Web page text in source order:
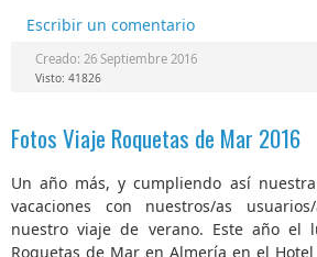
Escribir un comentario
Creado: 26 Septiembre 2016
Visto: 41826
Fotos Viaje Roquetas de Mar 2016
Un año más, y cumpliendo así
vacaciones con nuestros/as
nuestro viaje de verano. Este año el
Roquetas de Mar en Almería en el